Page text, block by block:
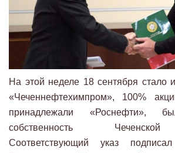
На этой неделе 18 сентября стало
«Чеченнефтехимпром», 100%
принадлежали «Роснефти»,
собственность
Соответствующий указ